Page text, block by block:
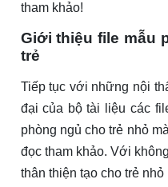
tham khảo!
Giới thiệu file mẫu
trẻ
Tiếp tục với những nội
đại của bộ tài liệu các
phòng ngủ cho trẻ nhỏ
đọc tham khảo. Với
thân thiện tạo cho trẻ